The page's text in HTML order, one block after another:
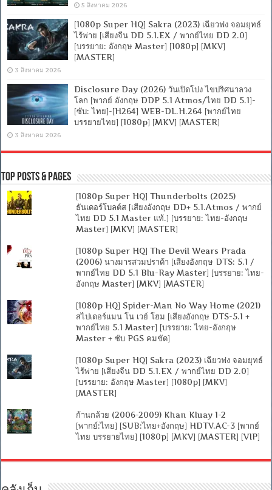
5 สิงหาคม 2026
[1080p Super HQ] Sakra (2023) เฉียวฟง จอมยุทธ์
ไร้พ่าย [เสียงจีน DD 5.1.EX / พากย์ไทย DD 2.0]
[บรรยาย: อังกฤษ Master] [1080p] [MKV]
[MASTER]
3 สิงหาคม 2026
Disclosure Day (2026) วันเปิดโปง ไขปริศนาลวง
โลก [พากย์ อังกฤษ DDP 5.1 Atmos/ไทย DD 5.1]-
[ซับ: ไทย]-[H264] WEB-DL.H.264 [พากย์ไทย
บรรยายไทย] [1080p] [MKV] [MASTER]
3 สิงหาคม 2026
Top Posts & Pages
[1080p Super HQ] Thunderbolts (2025)
ธันเดอร์โบลต์ส [เสียงอังกฤษ DD+ 5.1.Atmos / พากย์
ไทย DD 5.1 Master แท้.] [บรรยาย: ไทย-อังกฤษ
Master] [MKV] [MASTER]
[1080p Super HQ] The Devil Wears Prada
(2006) นางมารสวมปราด้า [เสียงอังกฤษ DTS: 5.1 /
พากย์ไทย DD 5.1 Blu-Ray Master] [บรรยาย: ไทย-
อังกฤษ Master] [MKV] [MASTER]
[1080p HQ] Spider-Man No Way Home (2021)
สไปเดอร์แมน โน เวย์ โฮม [เสียงอังกฤษ DTS-5.1 +
พากย์ไทย 5.1 Master] [บรรยาย: ไทย-อังกฤษ
Master + ซับ PGS คมชัด]
[1080p Super HQ] Sakra (2023) เฉียวฟง จอมยุทธ์
ไร้พ่าย [เสียงจีน DD 5.1.EX / พากย์ไทย DD 2.0]
[บรรยาย: อังกฤษ Master] [1080p] [MKV]
[MASTER]
ก้านกล้วย (2006-2009) Khan Kluay 1-2
[พากย์:ไทย] [SUB:ไทย+อังกฤษ] HDTV.AC-3 [พากย์
ไทย บรรยายไทย] [1080p] [MKV] [MASTER] [VIP]